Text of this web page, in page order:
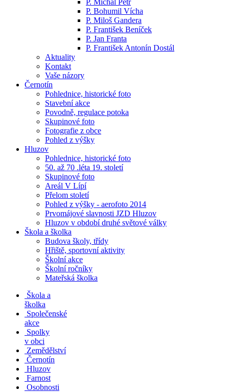
P. Michal Petr
P. Bohumil Vícha
P. Miloš Gandera
P. František Beníček
P. Jan Franta
P. František Antonín Dostál
Aktuality
Kontakt
Vaše názory
Černotín
Pohlednice, historické foto
Stavební akce
Povodně, regulace potoka
Skupinové foto
Fotografie z obce
Pohled z výšky
Hluzov
Pohlednice, historické foto
50. až 70 .léta 19. století
Skupinové foto
Areál V Lípí
Přelom století
Pohled z výšky - aerofoto 2014
Prvomájové slavnosti JZD Hluzov
Hluzov v období druhé světové války
Škola a školka
Budova školy, třídy
Hřiště, sportovní aktivity
Školní akce
Školní ročníky
Mateřská školka
Škola a
školka
Společenské
akce
Spolky
v obci
Zemědělství
Černotín
Hluzov
Farnost
Osobnosti